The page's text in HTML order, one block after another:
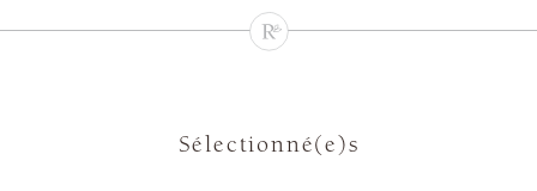
Sélectionné(e)s